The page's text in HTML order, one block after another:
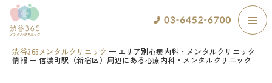
渋谷365メンタルクリニック
エリア別心療内科・メンタルクリニック
情報
信濃町駅（新宿区）周辺にある心療内科・メンタルクリニック